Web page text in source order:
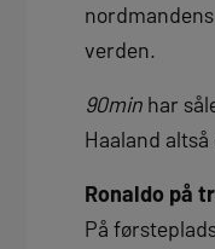
verden.
90min har
Haaland
Ronaldo på
På